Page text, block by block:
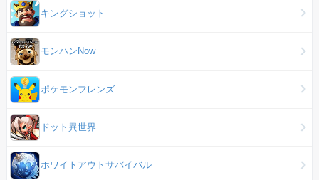
キングショット
モンハンNow
ポケモンフレンズ
ドット異世界
ホワイトアウトサバイバル